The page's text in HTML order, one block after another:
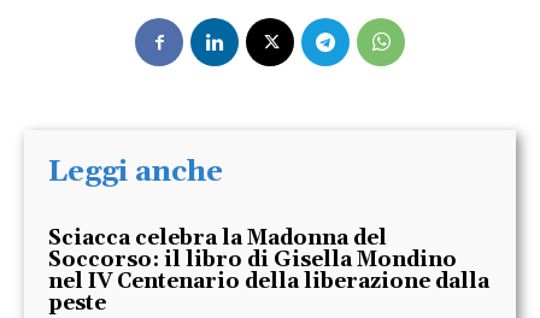
Leggi anche
Sciacca celebra la Madonna del
Soccorso: il libro di Gisella Mondino
nel IV Centenario della liberazione dalla
peste